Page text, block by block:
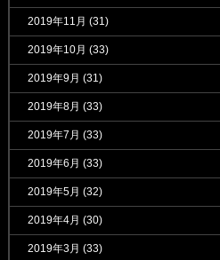
2019年11月 (31)
2019年10月 (33)
2019年9月 (31)
2019年8月 (33)
2019年7月 (33)
2019年6月 (33)
2019年5月 (32)
2019年4月 (30)
2019年3月 (33)